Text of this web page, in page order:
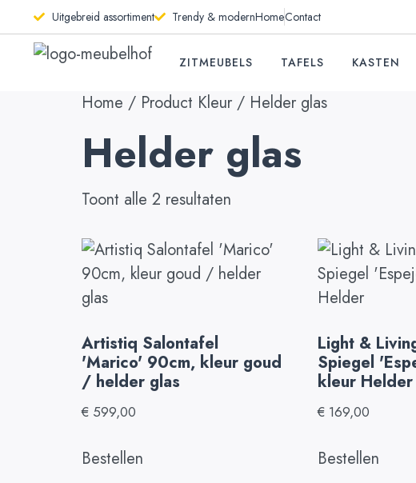
Uitgebreid assortiment Trendy & modernHomeContact
ZITMEUBELS TAFELS KASTEN
Home / Product Kleur / Helder glas
Helder glas
Toont alle 2 resultaten
Artistiq Salontafel
'Marico' 90cm, kleur goud
/ helder glas
€ 599,00
Bestellen
Light &
Spiegel
kleur Helder
€169,00
Bestellen